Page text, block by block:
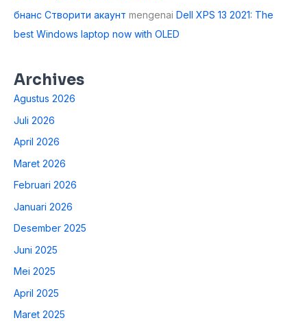
бнанс Створити акаунт mengenai Dell XPS 13 2021: The
best Windows laptop now with OLED
Archives
Agustus 2026
Juli 2026
April 2026
Maret 2026
Februari 2026
Januari 2026
Desember 2025
Juni 2025
Mei 2025
April 2025
Maret 2025